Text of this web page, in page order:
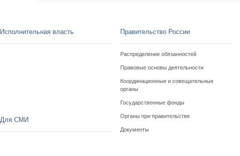
Исполнительная власть Правительство России
Распределение обязанностей
Правовые основы деятельности
Координационные и совещательные
органы
Государственные фонды
Органы при правительстве
Документы
Для СМИ